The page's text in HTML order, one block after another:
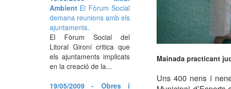
Mainada practicant
Uns 400 nens i
Ambient El Fòrum Social
demana reunions amb els
ajuntaments.
El Fòrum Social del
Litoral Gironí critica que
els ajuntaments implicats
en la creació de la...
19/05/2009 - Obres i